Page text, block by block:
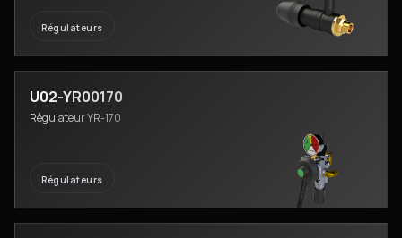
Régulateurs
U02-YR00170
Régulateur YR-170
Régulateurs